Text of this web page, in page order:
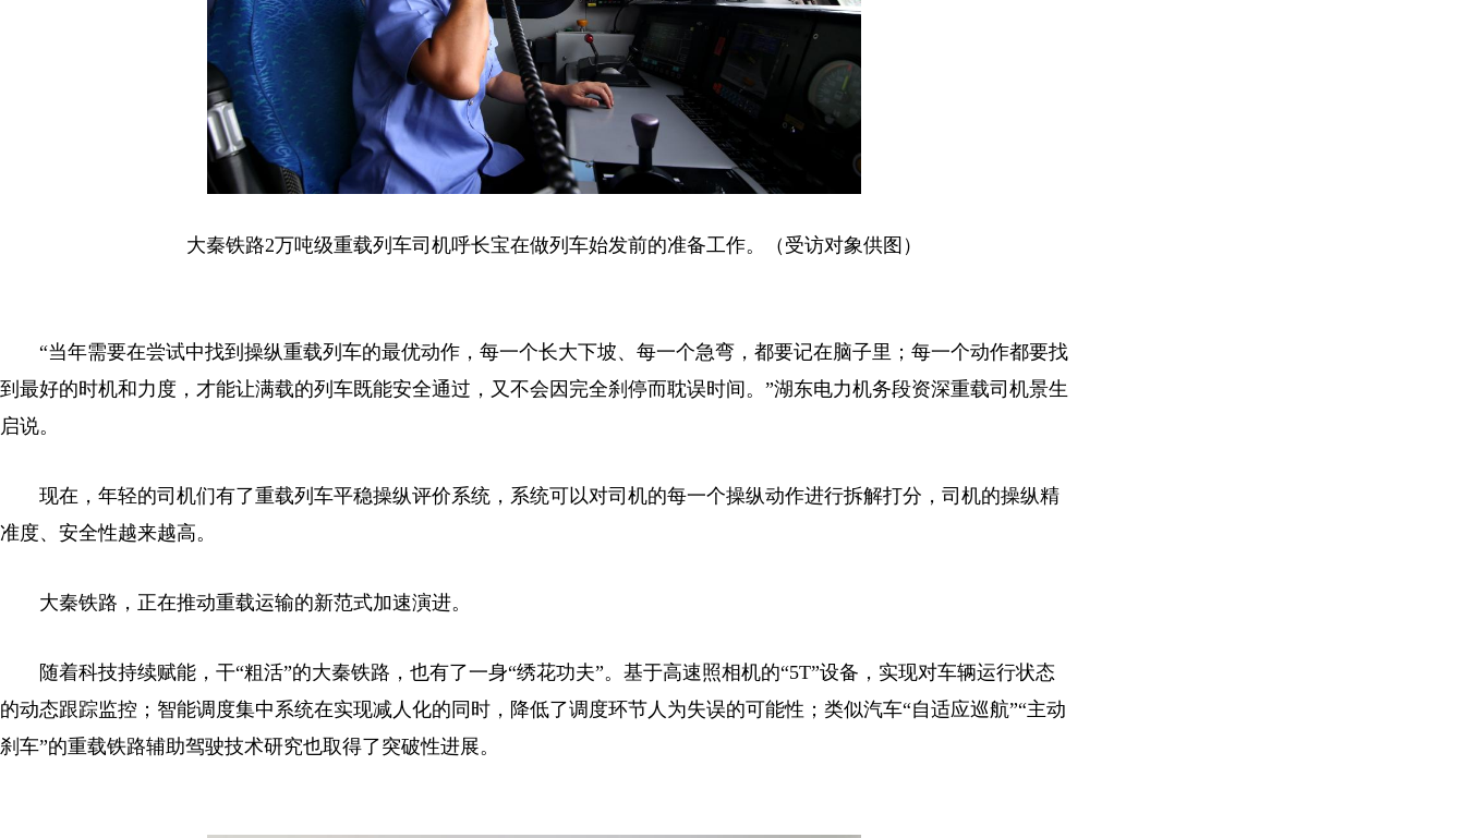
大秦铁路2万吨级重载列车司机呼长宝在做列车始发前的准备工作。（受访对象供图）
“当年需要在尝试中找到操纵重载列车的最优动作，每一个长大下坡、每一个急弯，都要记在脑子里；每一个动作都要找
到最好的时机和力度，才能让满载的列车既能安全通过，又不会因完全刹停而耽误时间。”湖东电力机务段资深重载司机景生
启说。
现在，年轻的司机们有了重载列车平稳操纵评价系统，系统可以对司机的每一个操纵动作进行拆解打分，司机的操纵精
准度、安全性越来越高。
大秦铁路，正在推动重载运输的新范式加速演进。
随着科技持续赋能，干“粗活”的大秦铁路，也有了一身“绣花功夫”。基于高速照相机的“5T”设备，实现对车辆运行状态
的动态跟踪监控；智能调度集中系统在实现减人化的同时，降低了调度环节人为失误的可能性；类似汽车“自适应巡航”“主动
刹车”的重载铁路辅助驾驶技术研究也取得了突破性进展。